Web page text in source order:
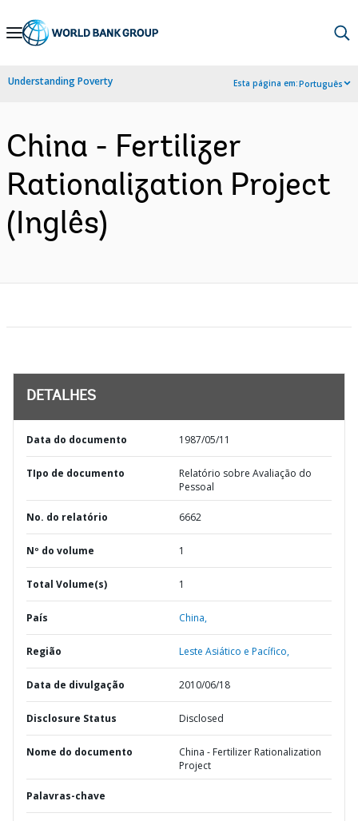
Skip
Navigation
Understanding Poverty Esta página em:Português
China - Fertilizer
Rationalization Project
(Inglês)
DETALHES
Data do documento 1987/05/11
TIpo de documento
Relatório sobre Avaliação do
Pessoal
No. do relatório 6662
Nº do volume 1
Total Volume(s) 1
País China,
Região Leste Asiático e Pacífico,
Data de divulgação 2010/06/18
Disclosure Status Disclosed
Nome do documento
China - Fertilizer Rationalization
Project
Palavras-chave